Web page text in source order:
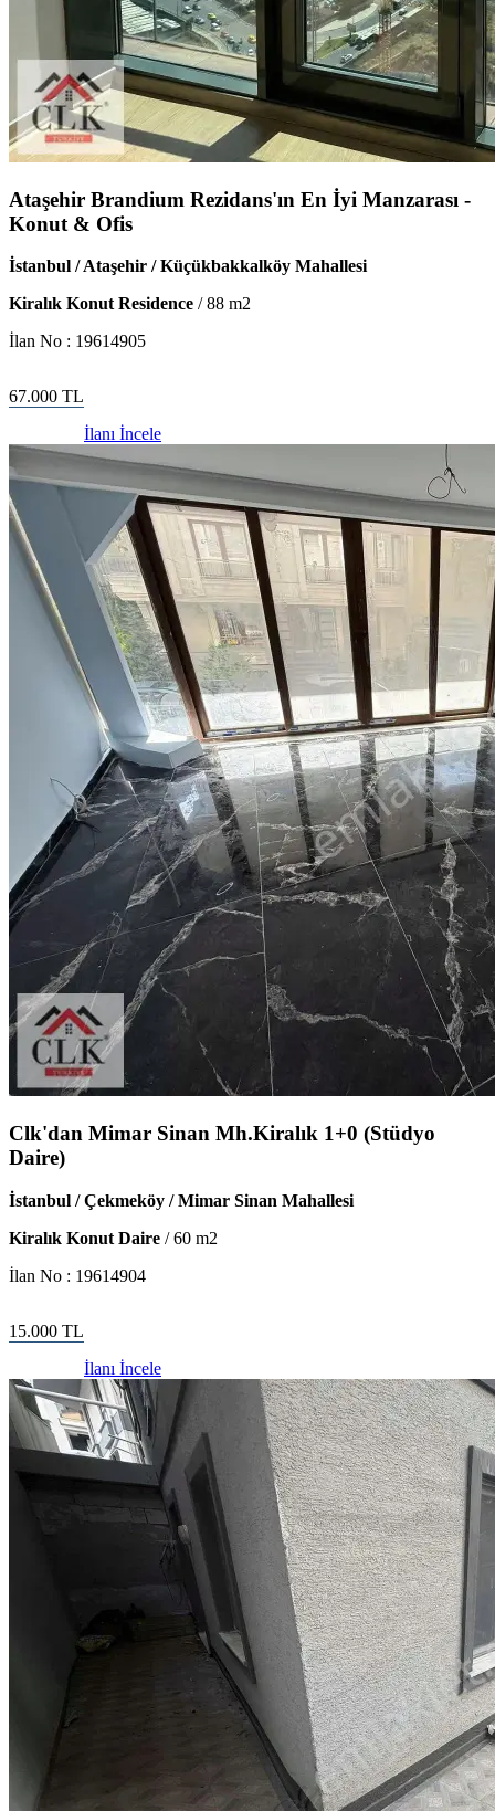
Ataşehir Brandium Rezidans'ın En İyi Manzarası -
Konut & Ofis
İstanbul / Ataşehir / Küçükbakkalköy Mahallesi
Kiralık Konut Residence /88 m2
İlan No : 19614905
67.000 TL
İlanı İncele
Clk'dan Mimar Sinan Mh.Kiralık 1+0 (Stüdyo
Daire)
İstanbul / Çekmeköy / Mimar Sinan Mahallesi
Kiralık Konut Daire /60 m2
İlan No : 19614904
15.000 TL
İlanı İncele